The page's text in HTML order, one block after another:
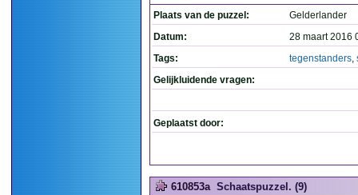
Plaats van de puzzel:
Gelderlander
Datum:
28 maart 2016
Tags:
tegenstanders,
Gelijkluidende vragen:
Geplaatst door:
610853a Schaatspuzzel. (9)